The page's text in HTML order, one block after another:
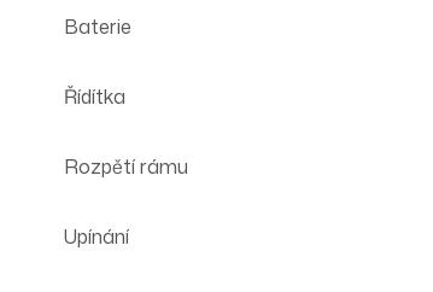
Baterie
Řídítka
Rozpětí rámu
Upínání